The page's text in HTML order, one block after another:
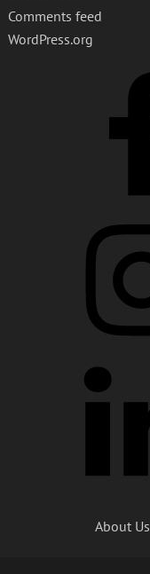
Comments feed
WordPress.org
About Us